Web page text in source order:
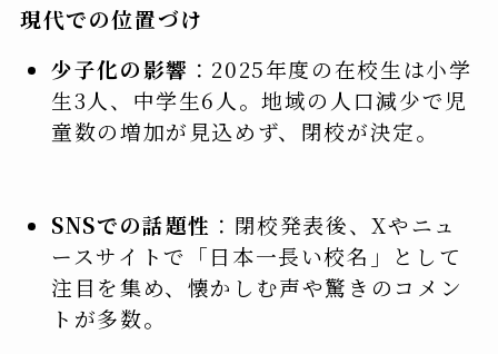
現代での位置づけ
少子化の影響 ：2025年度の在校生は小学
生3人、中学生6人。地域の人口減少で児
童数の増加が見込めず、閉校が決定。
SNSでの話題性 ：閉校発表後、Xやニュ
ースサイトで「日本一長い校名」として
注目を集め、懐かしむ声や驚きのコメン
トが多数。